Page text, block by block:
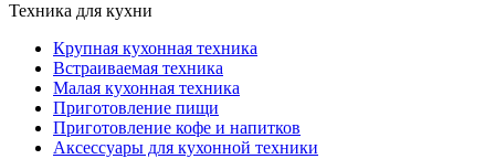
Техника для кухни
Крупная кухонная техника
Встраиваемая техника
Малая кухонная техника
Приготовление пищи
Приготовление кофе и напитков
Аксессуары для кухонной техники